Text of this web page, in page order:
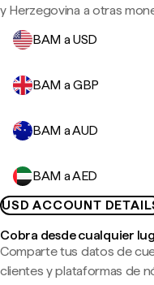
y Herzegovina a otras
BAM a USD
BAM a GBP
BAM a AUD
BAM a AED
USD ACCOUNT
Cobra desde cualquier
Comparte tus datos de
clientes y plataformas de